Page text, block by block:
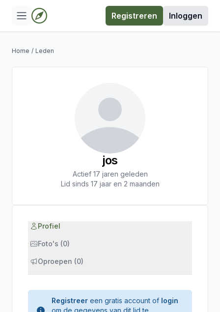
Registreren Inloggen
Home / Leden
jos
Actief 17 jaren geleden
Lid sinds 17 jaar en 2 maanden
Profiel
Foto's (0)
Oproepen (0)
Registreer een gratis account of login
om de gegevens van dit lid te